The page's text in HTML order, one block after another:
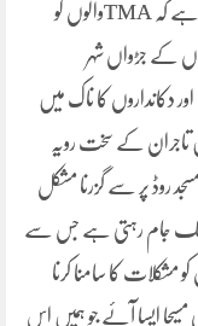
کھڑی کر لیتے ہیں منع کرنے یا سمجھانے پر جواب آتا ہے کہ TMAوالوں کو
کے جڑواں شہر
دکانداروں کا ناک میں
تاجران کے سخت رویہ
روڈ پر سے گزرنا مشکل
ٹریفک جام رہتی ہے جس سے
کا سامنا کرنا
مسیحا ایسا آئے جو ہمیں اس